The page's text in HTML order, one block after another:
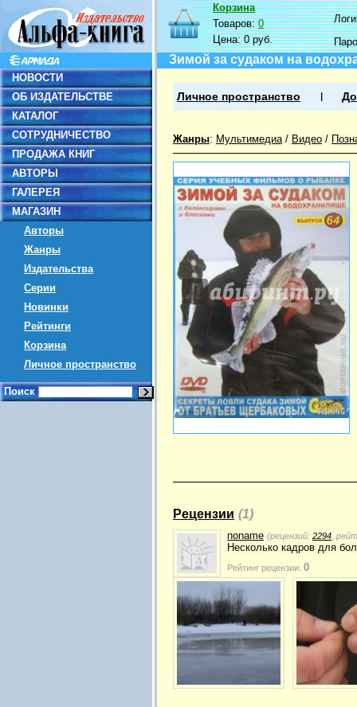
НОВОСТИ
ОБ ИЗДАТЕЛЬСТВЕ
КАТАЛОГ
СОТРУДНИЧЕСТВО
ПРОДАЖА КНИГ
АВТОРЫ
ГАЛЕРЕЯ
МАГАЗИН
Авторы
Жанры
Издательства
Серии
Новинки
Рейтинги
Корзина
Личное пространство
Поиск
Корзина
Товаров:0
Цена:0 руб.
Зимой за судаком на
Личное пространство
Жанры: Мультимедиа/ Видео /
Рецензии (1)
noname (рецензий: 2294 ,
Несколько кадров для
Рейтинг рецензии: 0